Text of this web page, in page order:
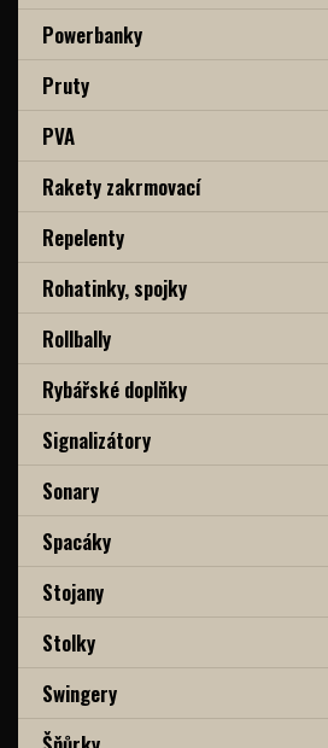
Powerbanky
Pruty
PVA
Rakety zakrmovací
Repelenty
Rohatinky, spojky
Rollbally
Rybářské doplňky
Signalizátory
Sonary
Spacáky
Stojany
Stolky
Swingery